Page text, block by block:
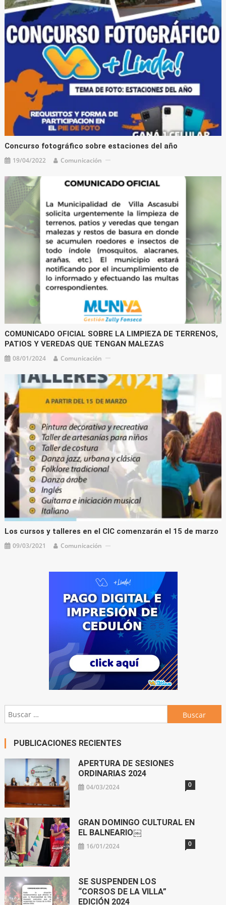
Concurso fotográfico sobre estaciones del año
19/04/2022 Comunicación
COMUNICADO OFICIAL SOBRE LA LIMPIEZA DE TERRENOS,
PATIOS Y VEREDAS QUE TENGAN MALEZAS
08/01/2024 Comunicación
Los cursos y talleres en el CIC comenzarán el 15 de marzo
09/03/2021 Comunicación
Buscar:
PUBLICACIONES RECIENTES
APERTURA DE SESIONES
ORDINARIAS 2024
04/03/2024 0
GRAN DOMINGO CULTURAL EN
EL BALNEARIO￼
16/01/2024 0
SE SUSPENDEN LOS
“CORSOS DE LA VILLA”
EDICIÓN 2024